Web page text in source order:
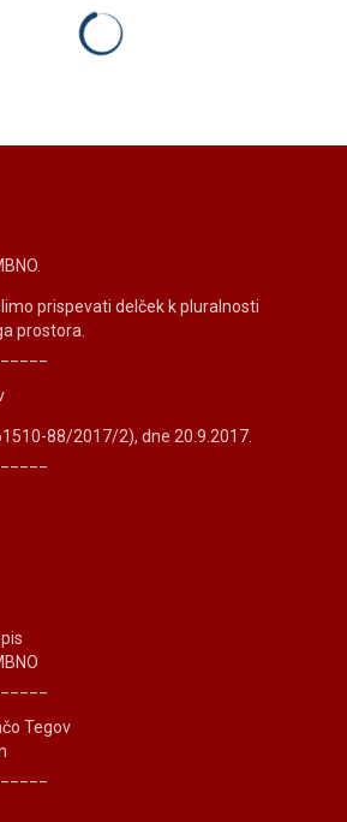
prispevati delček k pluralnosti
prostora.
88/2017/2), dne 20.9.2017.
Tegov